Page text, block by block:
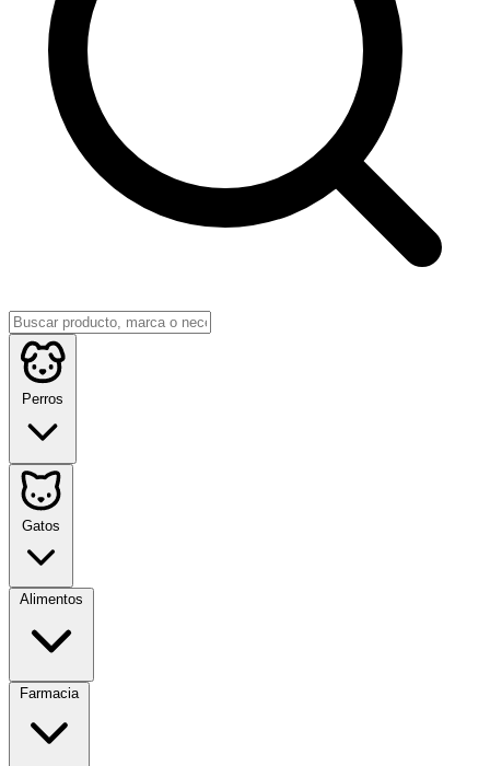
Perros
Gatos
Alimentos
Farmacia